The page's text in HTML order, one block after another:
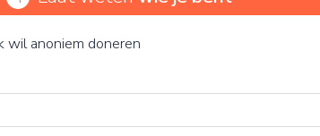
wil anoniem doneren